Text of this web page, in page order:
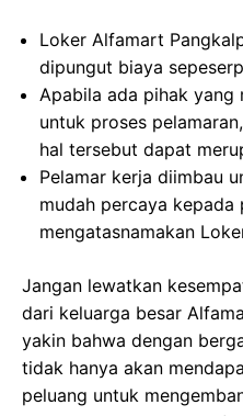
Loker Alfamart
dipungut biaya
Apabila ada pihak yang
untuk proses
hal tersebut dapat
Pelamar kerja diimbau
mudah percaya kepada
mengatasnamakan
Jangan lewatkan
dari keluarga besar
yakin bahwa dengan
tidak hanya akan
peluang untuk